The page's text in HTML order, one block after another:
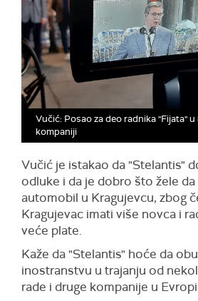
Vučić: Posao za deo radnika "Fijata"
kompaniji
Vučić je istakao da "Stelantis"
odluke i da je dobro što žele
automobil u Kragujevcu, zbog
Kragujevac imati više novca i
veće plate.
Kaže da "Stelantis" hoće da
inostranstvu u trajanju od
rade i druge kompanije u